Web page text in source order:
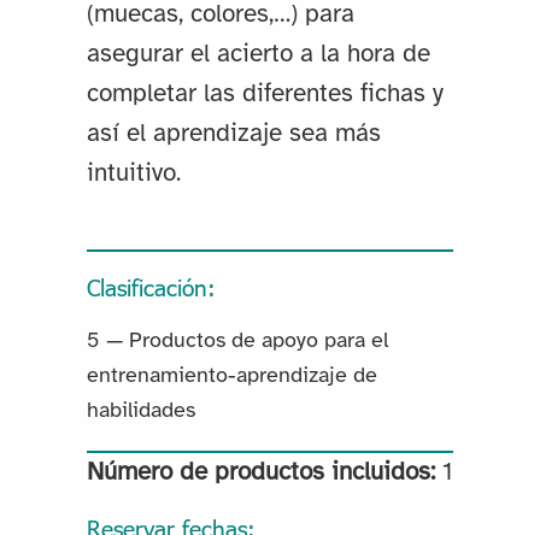
(muecas, colores,…) para
asegurar el acierto a la hora de
completar las diferentes fichas y
así el aprendizaje sea más
intuitivo.
Clasificación:
5 — Productos de apoyo para el
entrenamiento-aprendizaje de
habilidades
Número de productos incluidos:1
Reservar fechas: